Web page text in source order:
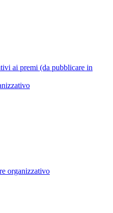
ai premi (da pubblicare in
organizzativo